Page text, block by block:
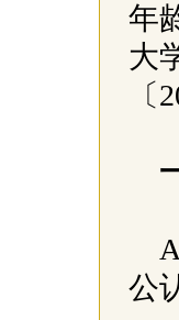
年
大
〔
公